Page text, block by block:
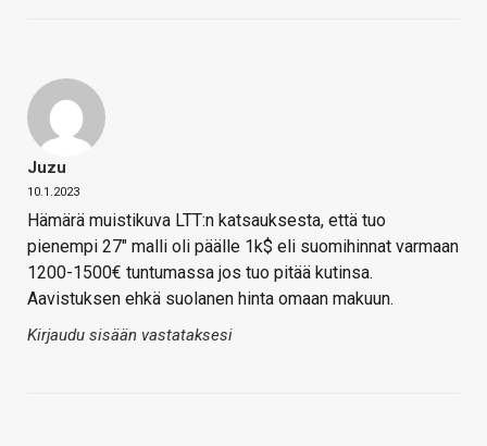
Juzu
10.1.2023
Hämärä muistikuva LTT:n katsauksesta, että tuo
pienempi 27″ malli oli päälle 1k$ eli suomihinnat varmaan
1200-1500€ tuntumassa jos tuo pitää kutinsa.
Aavistuksen ehkä suolanen hinta omaan makuun.
Kirjaudu sisään vastataksesi